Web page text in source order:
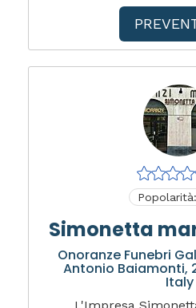
Popolarità:
Simonetta
Onoranze Funebri
Antonio Baiamonti,
Italy